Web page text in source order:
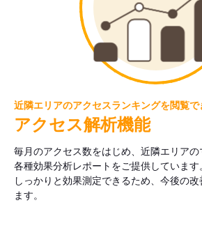
近隣エリアのアクセスランキングを閲覧で
アクセス解析機能
毎月のアクセス数をはじめ、近隣エリア
各種効果分析レポートをご提供しています
しっかりと効果測定できるため、今後の
ます。